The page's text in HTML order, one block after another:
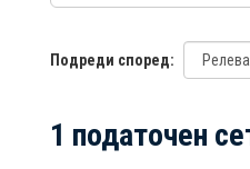
Подреди според
1 податочен